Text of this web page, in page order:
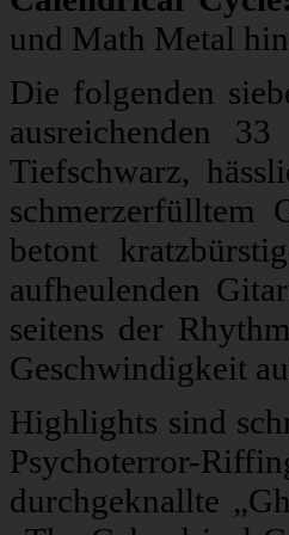
und Math Metal
Die folgenden
ausreichenden
Tiefschwarz,
schmerzerfülltem
betont
aufheulenden
seitens der
Geschwindigkeit
Highlights sind
Psychoterror-
durchgeknallte